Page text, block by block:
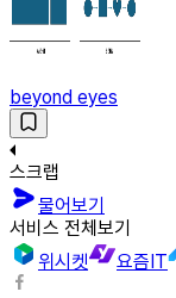
beyond eyes
스크랩
물어보기
서비스 전체보기
위시켓
요즘IT